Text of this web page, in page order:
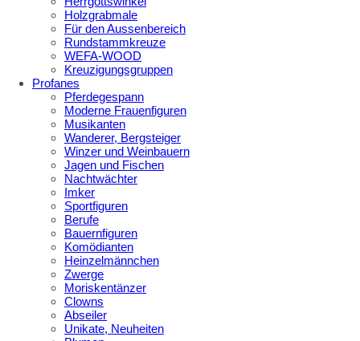
Holzgrabmale
Für den Aussenbereich
Rundstammkreuze
WEFA-WOOD
Kreuzigungsgruppen
Profanes
Pferdegespann
Moderne Frauenfiguren
Musikanten
Wanderer, Bergsteiger
Winzer und Weinbauern
Jagen und Fischen
Nachtwächter
Imker
Sportfiguren
Berufe
Bauernfiguren
Komödianten
Heinzelmännchen
Zwerge
Moriskentänzer
Clowns
Abseiler
Unikate, Neuheiten